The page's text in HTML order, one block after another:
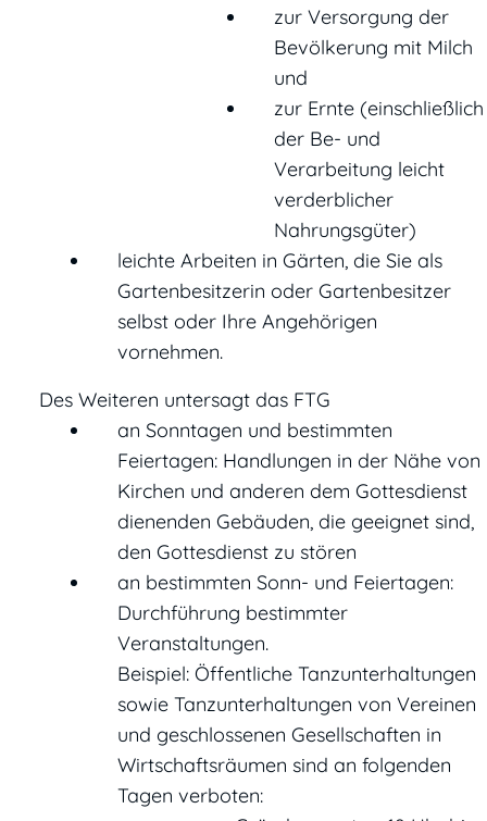
zur Versorgung der
Bevölkerung mit Milch
und
zur Ernte (einschließlich
der Be- und
Verarbeitung leicht
verderblicher
Nahrungsgüter)
leichte Arbeiten in Gärten, die Sie als
Gartenbesitzerin oder Gartenbesitzer
selbst oder Ihre Angehörigen
vornehmen.
Des Weiteren untersagt das FTG
an Sonntagen und bestimmten
Feiertagen: Handlungen in der Nähe von
Kirchen und anderen dem Gottesdienst
dienenden Gebäuden, die geeignet sind,
den Gottesdienst zu stören
an bestimmten Sonn- und Feiertagen:
Durchführung bestimmter
Veranstaltungen.
Beispiel: Öffentliche Tanzunterhaltungen
sowie Tanzunterhaltungen von Vereinen
und geschlossenen Gesellschaften in
Wirtschaftsräumen sind an folgenden
Tagen verboten: